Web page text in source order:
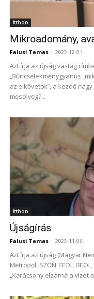
Itthon
Mikroadomány,
Falusi Tamas - 2023-12-01
Azt írja az újság vastag
„Bűncselekménygyanús
az elkövetők”, a kezdő
mosolyog?...
Itthon
Újságírás
Falusi Tamas - 2023-11-06
Azt írja az újság (Magyar
Metropol, SZON, FEOL,
„Karácsony elzárná a vizet